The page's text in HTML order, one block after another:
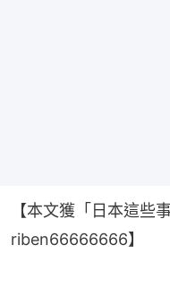
【本文獲「日本這些
riben66666666】